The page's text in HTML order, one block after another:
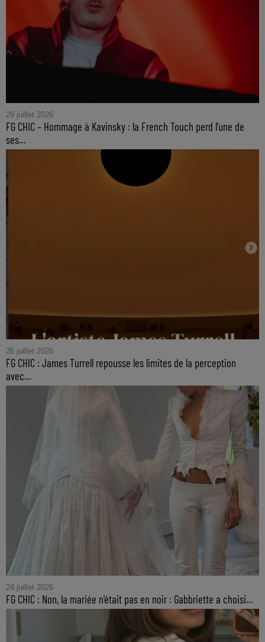
29 juillet 2026
FG CHIC – Hommage à Kavinsky : la French Touch perd l'une de
ses...
26 juillet 2026
FG CHIC : James Turrell repousse les limites de la perception
avec...
24 juillet 2026
FG CHIC : Non, la mariée n'était pas en noir : Gabbriette a choisi...